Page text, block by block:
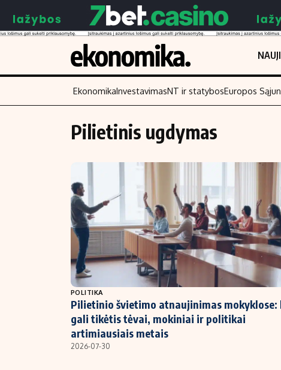
Turinys
Naujienos
Aplinka
Verslas
Energetika
Ekonomika
Politika
NT ir statybos
Skaitykite
Finansai
Įmonės
Žemės ūkis
Technologijos
Laisvalaikis
EkonomikaInvestavimasNT ir statybosEuropos
Pilietinis ugdymas
POLITIKA
Pilietinio švietimo atnaujinimas mokyklose:
gali tikėtis tėvai, mokiniai ir politikai
artimiausiais metais
2026-07-30